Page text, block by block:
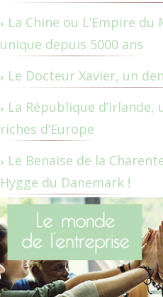
La Chine ou L’Empire
unique depuis 5000 ans
Le Docteur Xavier, un
La République d’Irlande,
riches d’Europe
Le Benaise de la
Hygge du Danemark !